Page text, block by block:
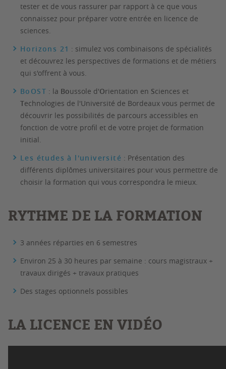
tester et de vous rassurer par rapport à ce que vous
connaissez pour préparer votre entrée en licence de
sciences.
Horizons 21 : simulez vos combinaisons de spécialités
et découvrez les perspectives de formations et de métiers
qui s'offrent à vous.
BoOST : la Boussole d'Orientation en Sciences et
Technologies de l'Université de Bordeaux vous permet de
découvrir les possibilités de parcours accessibles en
fonction de votre profil et de votre projet de formation
initial.
Les études à l'université : Présentation des
différents diplômes universitaires pour vous permettre de
choisir la formation qui vous correspondra le mieux.
RYTHME DE LA FORMATION
3 années réparties en 6 semestres
Environ 25 à 30 heures par semaine : cours magistraux +
travaux dirigés + travaux pratiques
Des stages optionnels possibles
LA LICENCE EN VIDÉO